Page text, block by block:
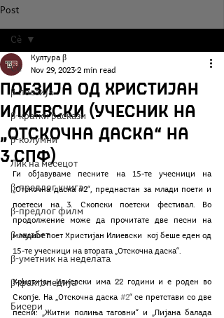
Post
Сè
β-поезија
β-кратки раскази
β-колумни
Лик на месецот
β-предлог книга
β-предлог филм
β-муабет
β-уметник на неделата
β-фактопедија
Бисери
Сè
Поезија од Христијан
Илиевски (учесник на
„Отскочна даска“ на
3.СПФ)
Култура β
Nov 29, 2023 2 min read
Ги објавуваме песните на 15-те учесници на
„Отскочна даска #2“, преднастан за млади поети и
поетеси на 3. Скопски поетски фестивал. Во
продолжение може да прочитате две песни на
младиот поет Христијан Илиевски  кој беше еден од
15-те учесници на втората „Отскочна даска“.
Христијан Илиевски има 22 години и е роден во
Скопје. На „Отскочна даска #2“ се претстави со две
песни: „Житни полиња таговни“ и „Пијана балада